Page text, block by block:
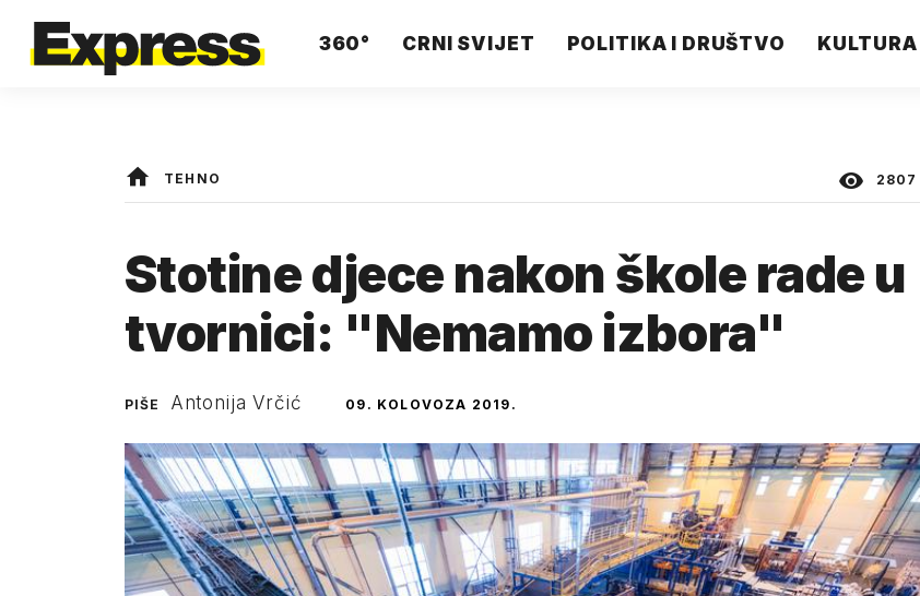
360° CRNI SVIJET POLITIKA I DRUŠTVO KULTURA
TEHNO 2807
Stotine djece nakon škole rade u
tvornici: "Nemamo izbora"
PIŠE Antonija Vrčić 09. KOLOVOZA 2019.